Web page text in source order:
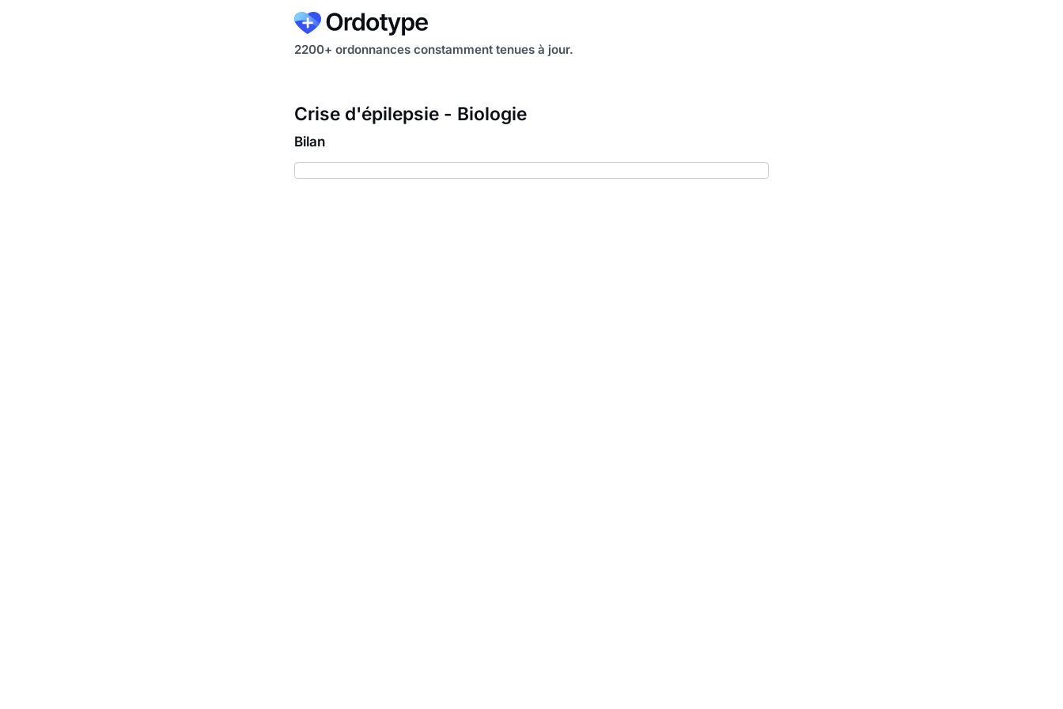
2200+ ordonnances constamment tenues à jour.
Crise d'épilepsie - Biologie
Bilan